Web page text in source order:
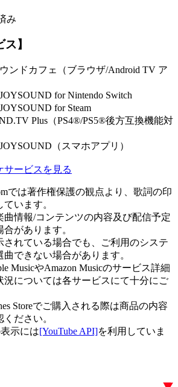
み
】
ンドカフェ（ブラウザ/Android TV ア
for Nintendo Switch
for Steam
Plus（PS4®/PS5®後方互換機能対
（スマホアプリ）
サービスを見る
では著作権保護の観点より、歌詞の印
います。
曲情報/コンテンツの内容及び配信予定
があります。
されている場合でも、ご利用のシステ
曲できない場合があります。
MusicやAmazon Musicのサービス詳細
況については各サービスにて十分にご
Storeでご購入される際は商品の内容
ださい。
示には[YouTube API]を利用していま